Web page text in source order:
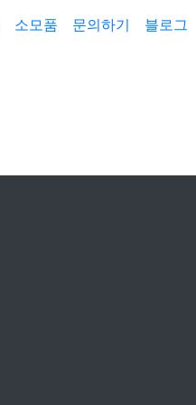
소모품 문의하기 블로그